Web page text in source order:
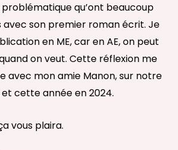
qu’ont beaucoup
avec son premier roman écrit. Je
en ME, car en AE, on peut
on veut. Cette réflexion me
avec mon amie Manon, sur notre
et cette année en 2024.
vous plaira.